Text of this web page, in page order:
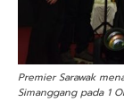
Premier Sarawak
Simanggang pada 1